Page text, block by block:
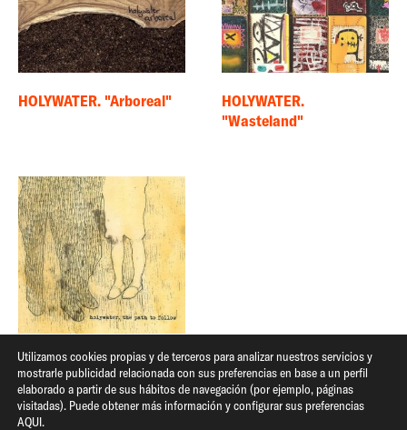
HOLYWATER. "Arboreal"
HOLYWATER.
"Wasteland"
HOLYWATER. "The path to
follow"
Utilizamos cookies propias y de terceros para analizar nuestros servicios y
mostrarle publicidad relacionada con sus preferencias en base a un perfil
elaborado a partir de sus hábitos de navegación (por ejemplo, páginas
visitadas). Puede obtener más información y configurar sus preferencias
AQUI.